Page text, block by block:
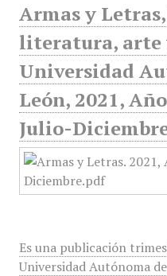
Armas y
literatura, arte
Universidad
León, 2021,
Julio-
Es una publicación
Universidad Autónoma